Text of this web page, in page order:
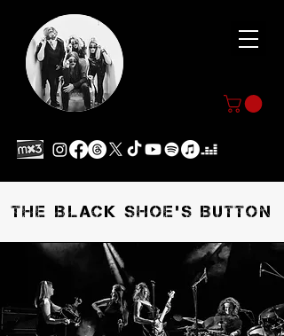
THE BLACK SHOE'S BUTTON